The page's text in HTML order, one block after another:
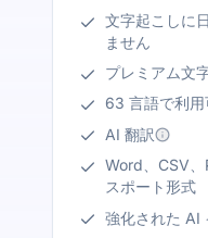
文字起こしに
ません
プレミアム文
63 言語で利用
AI 翻訳
Word、CSV、
スポート形式
強化された AI